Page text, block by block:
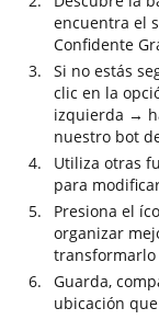
encuentra el
Confidente
Si no estás
clic en la
izquierda →
nuestro bot
Utiliza otras
para
Presiona el
organizar
Guarda,
ubicación